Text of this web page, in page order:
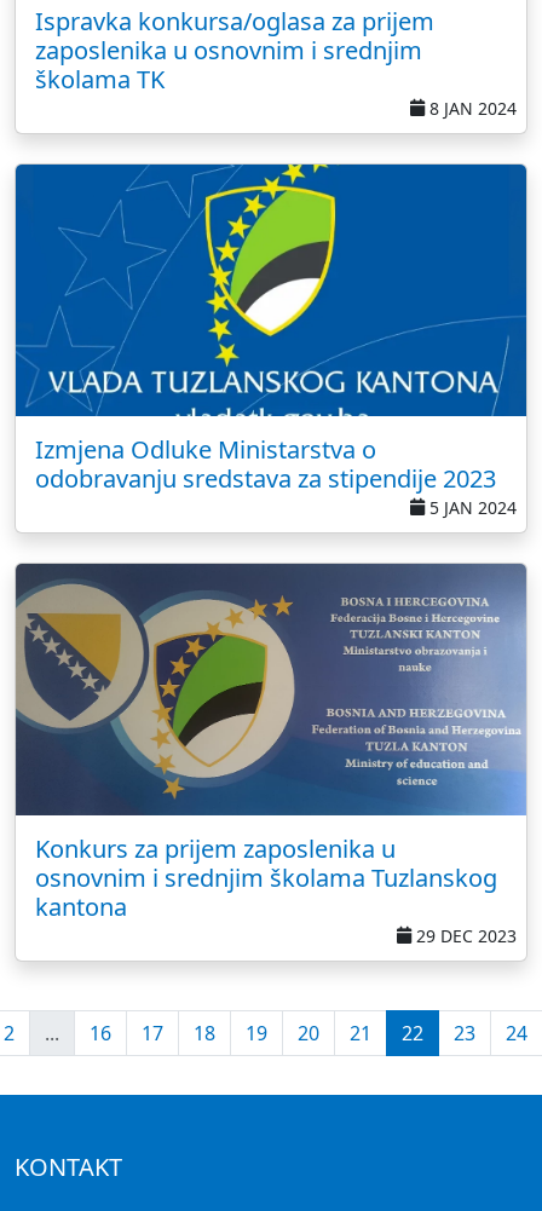
Ispravka konkursa/oglasa za prijem
zaposlenika u osnovnim i srednjim
školama TK
8 JAN 2024
Izmjena Odluke Ministarstva o
odobravanju sredstava za stipendije 2023
5 JAN 2024
Konkurs za prijem zaposlenika u
osnovnim i srednjim školama Tuzlanskog
kantona
29 DEC 2023
2 ... 16 17 18 19 20 21 22 23 24
KONTAKT